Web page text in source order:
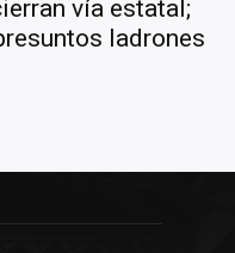
vía estatal;
ladrones